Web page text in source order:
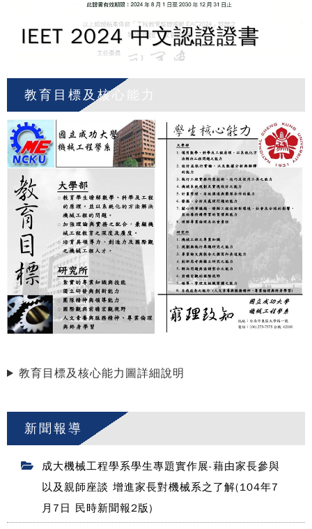
IEET 2024 中文認證證書
教育目標及核心能力
教育目標及核心能力圖詳細說明
新聞報導
成大機械工程學系學生專題實作展-藉由家長參與
以及親師座談 增進家長對機械系之了解(104年7
月7日 民時新聞報2版)